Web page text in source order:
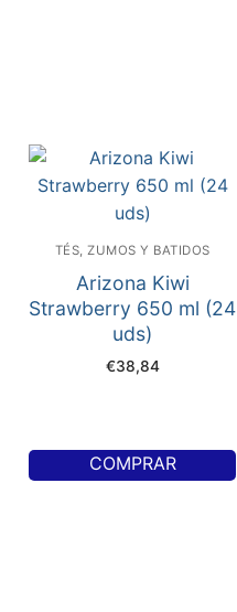
TÉS, ZUMOS Y BATIDOS
Arizona Kiwi
Strawberry 650 ml (24
uds)
€38,84
COMPRAR